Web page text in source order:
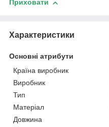
Приховати
Характеристики
Основні атрибути
Країна виробник
Виробник
Тип
Матеріал
Довжина